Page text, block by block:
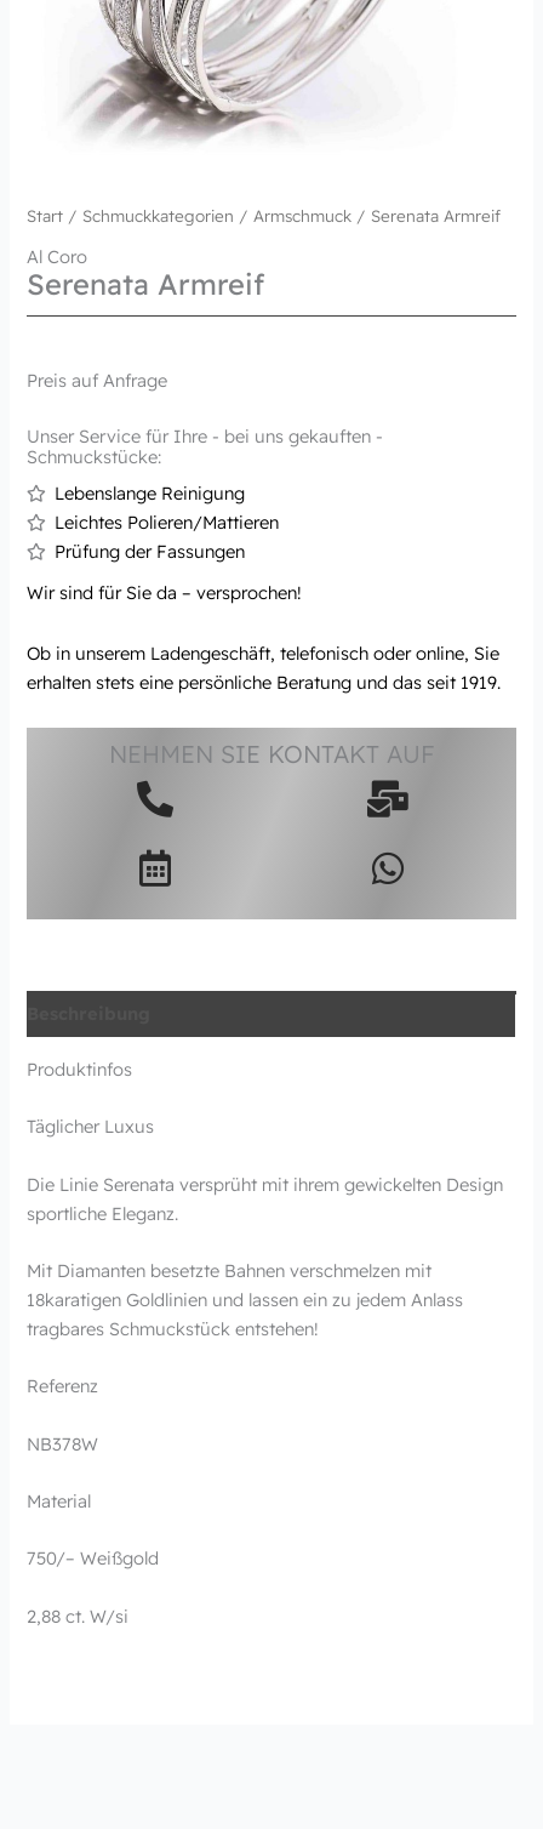
Start / Schmuckkategorien / Armschmuck / Serenata Armreif
Al Coro
Serenata Armreif
Preis auf Anfrage
Unser Service für Ihre - bei uns gekauften -
Schmuckstücke:
Lebenslange Reinigung
Leichtes Polieren/Mattieren
Prüfung der Fassungen
Wir sind für Sie da – versprochen!
Ob in unserem Ladengeschäft, telefonisch oder online, Sie
erhalten stets eine persönliche Beratung und das seit 1919.
NEHMEN SIE KONTAKT AUF
Produktinfos
Täglicher Luxus
Die Linie Serenata versprüht mit ihrem gewickelten Design
sportliche Eleganz.
Mit Diamanten besetzte Bahnen verschmelzen mit
18karatigen Goldlinien und lassen ein zu jedem Anlass
tragbares Schmuckstück entstehen!
Referenz
NB378W
Material
750/– Weißgold
2,88 ct. W/si